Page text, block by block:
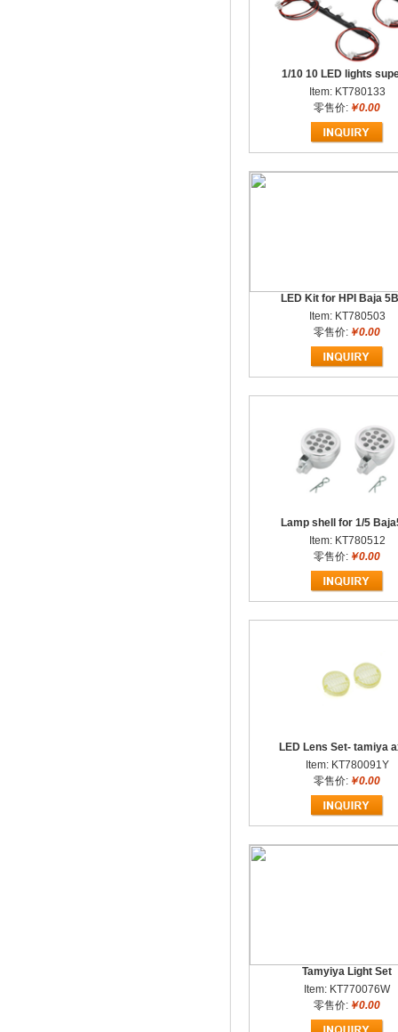
1/10 10 LED lights
Item: KT780133
零售价: ￥0.00
LED Kit for HPI Baja
Item: KT780503
零售价: ￥0.00
Lamp shell for 1/5
Item: KT780512
零售价: ￥0.00
LED Lens Set- tamiya
Item: KT780091Y
零售价: ￥0.00
Tamyiya Light Set
Item: KT770076W
零售价: ￥0.00